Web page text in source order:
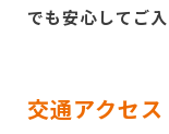
でも安心してご
交通アクセス